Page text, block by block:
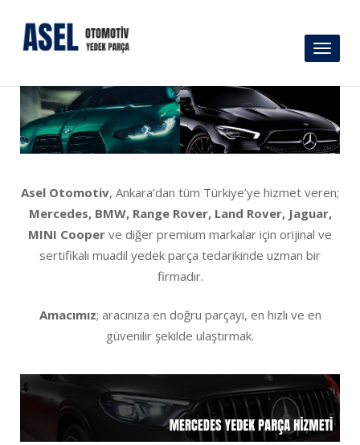
Toggle
Asel Otomotiv, Ankara’dan tüm Türkiye’ye hizmet veren;
Mercedes, BMW, Range Rover, Land Rover, Jaguar,
MINI Cooper ve diğer premium markalar için orijinal ve
sertifikalı muadil yedek parça tedarikinde uzman bir
firmadır.
Amacımız; aracınıza en doğru parçayı, en hızlı ve en
güvenilir şekilde ulaştırmak.